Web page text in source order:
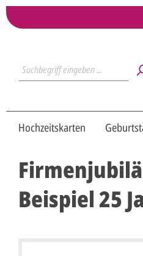
Hochzeitskarten
Beispiel 25